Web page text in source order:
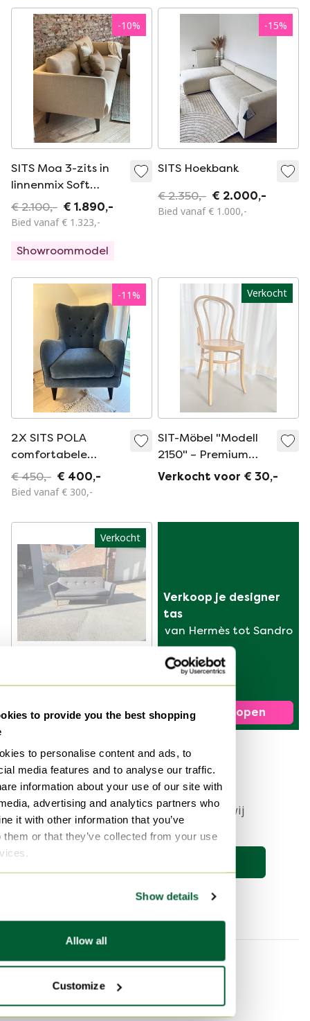
to provide you the best shopping
to personalise content and ads, to
media features and to analyse our traffic.
information about your use of our site with
advertising and analytics partners who
it with other information that you’ve
them or that they’ve collected from your use
Show details
Allow all
Customize
-10%
SITS Moa 3-zits in
linnenmix Soft
Brown - poot
walnoot
€ 2.100,- € 1.890,-
Bied vanaf € 1.323,-
Showroommodel
-15%
SITS Hoekbank
€ 2.350,- € 2.000,-
Bied vanaf € 1.000,-
-11%
2X SITS POLA
comfortabele
fauteuils in
donkerblauw
poten
€ 450,- € 400,-
Bied vanaf € 300,-
Verkocht
SIT-Möbel "Modell
2150" – Premium
stoel in Thonet-stijl
Verkocht voor € 30,-
Verkocht
Otto De Sits Sofa
Verkocht voor € 30,-
Verkoop je designer
tas
van Hermès tot Sandro
Nu verkopen
Stel nu een zoekopdracht in en wij
houden je op de hoogte 🔎
Categorie
SITS 3-5 zitsbanken
SITS Banken
Merk
Diesel